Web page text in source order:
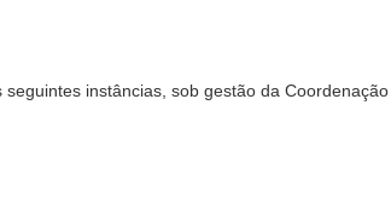
instâncias, sob gestão da